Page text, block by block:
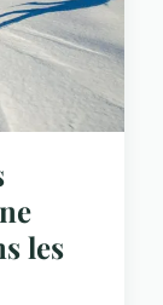
les